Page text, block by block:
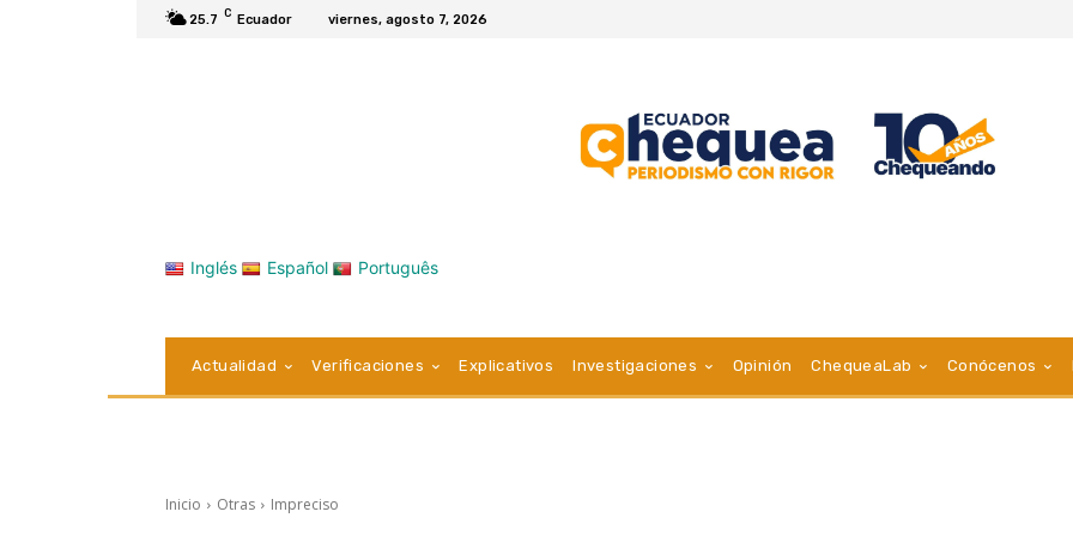
25.7 C Ecuador viernes, agosto 7, 2026
Inglés Español Português
Actualidad Verificaciones Explicativos Investigaciones Opinión ChequeaLab Conócenos
Inicio Otras Impreciso